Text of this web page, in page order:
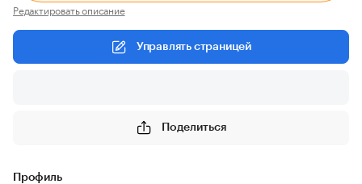
Редактировать описание
Управлять страницей
Поделиться
Профиль